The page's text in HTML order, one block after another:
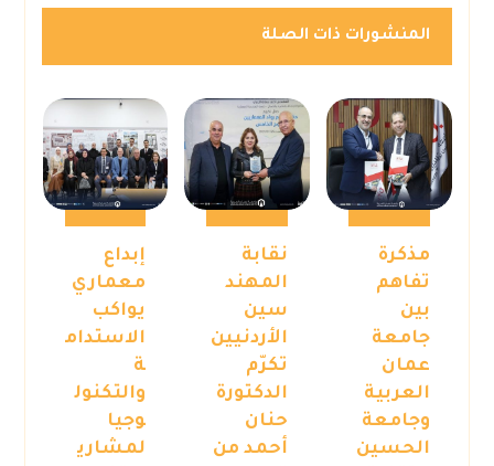
المنشورات ذات الصلة
مذكرة
تفاهم
بين
جامعة
عمان
العربية
وجامعة
الحسين
نقابة
المهند
سين
الأردنيين
تكرّم
الدكتورة
حنان
أحمد من
إبداع
معماري
يواكب
الاستدام
ة
والتكنول
وجيا
لمشاري